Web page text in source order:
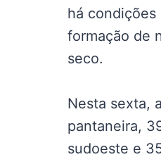
há
formação de
seco.
Nesta sexta,
pantaneira,
sudoeste e